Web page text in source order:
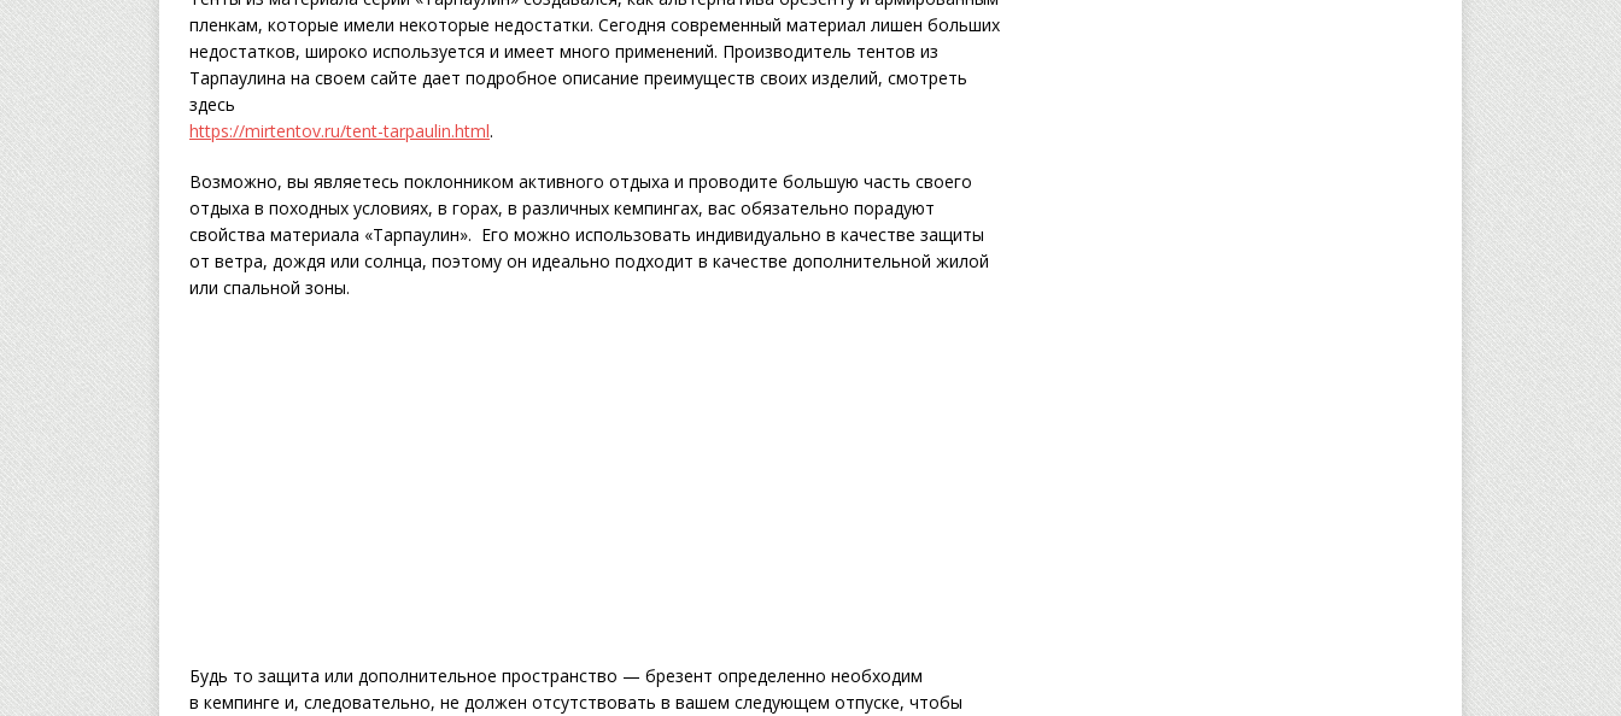
пленкам, которые имели некоторые недостатки. Сегодня современный материал лишен больших
недостатков, широко используется и имеет много применений. Производитель тентов из
Тарпаулина на своем сайте дает подробное описание преимуществ своих изделий, смотреть
здесь
https://mirtentov.ru/tent-tarpaulin.html.
Возможно, вы являетесь поклонником активного отдыха и проводите большую часть своего
отдыха в походных условиях, в горах, в различных кемпингах, вас обязательно порадуют
свойства материала «Тарпаулин». Его можно использовать индивидуально в качестве защиты
от ветра, дождя или солнца, поэтому он идеально подходит в качестве дополнительной жилой
или спальной зоны.
Будь то защита или дополнительное пространство — брезент определенно необходим
в кемпинге и, следовательно, не должен отсутствовать в вашем следующем отпуске, чтобы